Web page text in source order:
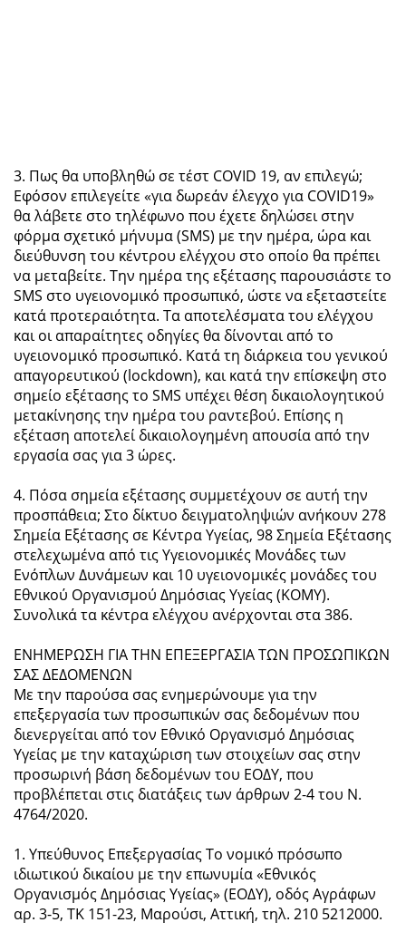
3. Πως θα υποβληθώ σε τέστ COVID 19, αν επιλεγώ;
Εφόσον επιλεγείτε «για δωρεάν έλεγχο για COVID19»
θα λάβετε στο τηλέφωνο που έχετε δηλώσει στην
φόρμα σχετικό μήνυμα (SMS) με την ημέρα, ώρα και
διεύθυνση του κέντρου ελέγχου στο οποίο θα πρέπει
να μεταβείτε. Την ημέρα της εξέτασης παρουσιάστε το
SMS στο υγειονομικό προσωπικό, ώστε να εξεταστείτε
κατά προτεραιότητα. Τα αποτελέσματα του ελέγχου
και οι απαραίτητες οδηγίες θα δίνονται από το
υγειονομικό προσωπικό. Κατά τη διάρκεια του γενικού
απαγορευτικού (lockdown), και κατά την επίσκεψη στο
σημείο εξέτασης το SMS υπέχει θέση δικαιολογητικού
μετακίνησης την ημέρα του ραντεβού. Επίσης η
εξέταση αποτελεί δικαιολογημένη απουσία από την
εργασία σας για 3 ώρες.
4. Πόσα σημεία εξέτασης συμμετέχουν σε αυτή την
προσπάθεια; Στο δίκτυο δειγματοληψιών ανήκουν 278
Σημεία Εξέτασης σε Κέντρα Υγείας, 98 Σημεία Εξέτασης
στελεχωμένα από τις Υγειονομικές Μονάδες των
Ενόπλων Δυνάμεων και 10 υγειονομικές μονάδες του
Εθνικού Οργανισμού Δημόσιας Υγείας (ΚΟΜΥ).
Συνολικά τα κέντρα ελέγχου ανέρχονται στα 386.
ΕΝΗΜΕΡΩΣΗ ΓΙΑ ΤΗΝ ΕΠΕΞΕΡΓΑΣΙΑ ΤΩΝ ΠΡΟΣΩΠΙΚΩΝ
ΣΑΣ ΔΕΔΟΜΕΝΩΝ
Με την παρούσα σας ενημερώνουμε για την
επεξεργασία των προσωπικών σας δεδομένων που
διενεργείται από τον Εθνικό Οργανισμό Δημόσιας
Υγείας με την καταχώριση των στοιχείων σας στην
προσωρινή βάση δεδομένων του ΕΟΔΥ, που
προβλέπεται στις διατάξεις των άρθρων 2-4 του Ν.
4764/2020.
1. Υπεύθυνος Επεξεργασίας Το νομικό πρόσωπο
ιδιωτικού δικαίου με την επωνυμία «Εθνικός
Οργανισμός Δημόσιας Υγείας» (ΕΟΔΥ), οδός Αγράφων
αρ. 3-5, ΤΚ 151-23, Μαρούσι, Αττική, τηλ. 210 5212000.